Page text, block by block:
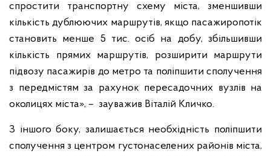
спростити транспортну схему міста, зменшивши
кількість дублюючих маршрутів, якщо пасажиропотік
становить менше 5 тис. осіб на добу, збільшивши
кількість прямих маршрутів, розширити маршрути
підвозу пасажирів до метро та поліпшити сполучення
з передмістям за рахунок пересадочних вузлів на
околицях міста», – зауважив Віталій Кличко.
З іншого боку, залишається необхідність поліпшити
сполучення з центром густонаселених районів міста,